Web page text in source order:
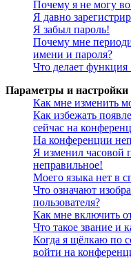
Почему я не могу
Я давно
Я забыл пароль!
Почему мне
имени и пароля?
Что делает
Параметры и настройки
Как мне изменить
Как избежать
сейчас на
На конференции
Я изменил часовой
неправильное!
Моего языка нет в
Что означают
пользователя?
Как мне включить
Что такое звание и
Когда я щёлкаю по
войти на